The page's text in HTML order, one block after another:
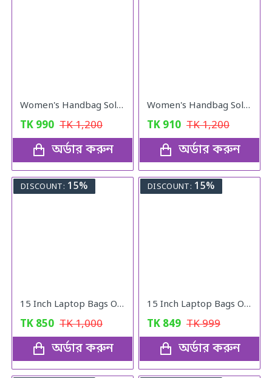
Women's Handbag Solid ( Red colour )
TK 990 TK1,200
অর্ডার করুন
Women's Handbag Solid ( pink colour )
TK 910 TK1,200
অর্ডার করুন
DISCOUNT: 15%
15 Inch Laptop Bags Office Documents Storage Bag Travel ( gray )
TK 850 TK1,000
অর্ডার করুন
DISCOUNT: 15%
15 Inch Laptop Bags Office Documents Storage Bag Travel ( Blue )
TK 849 TK999
অর্ডার করুন